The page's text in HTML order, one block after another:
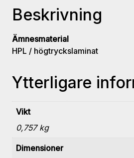
Neg
mängd
Beskrivning
Ämnesmaterial
HPL / högtryckslaminat
Ytterligare
Vikt
0,757 kg
Dimensioner